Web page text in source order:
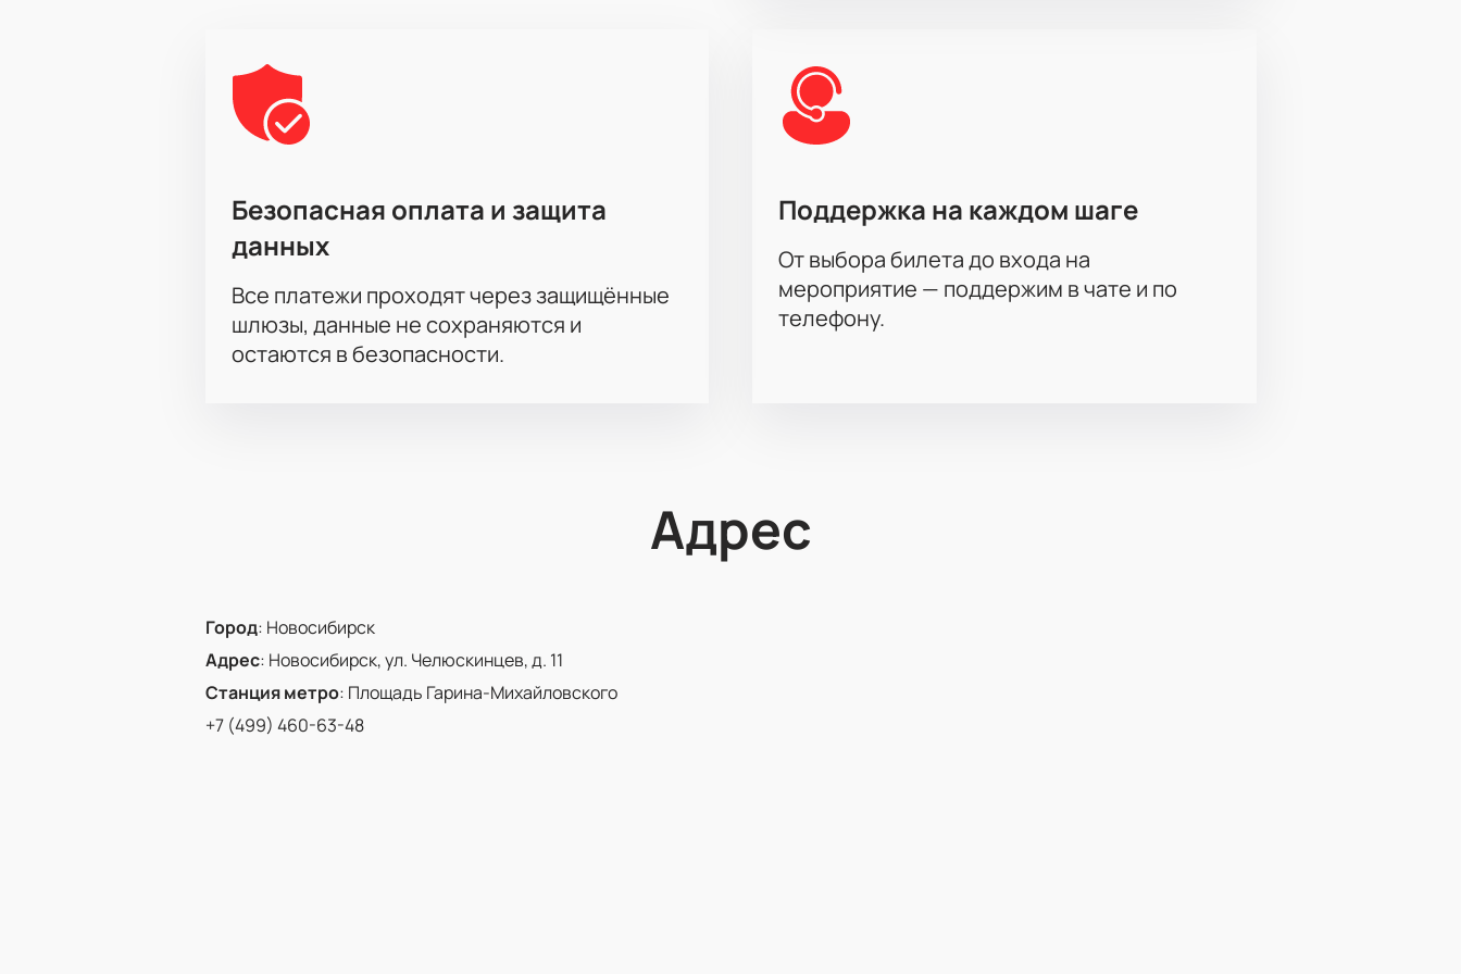
Безопасная оплата и защита
данных
Все платежи проходят через защищённые
шлюзы, данные не сохраняются и
остаются в безопасности.
Поддержка на каждом шаге
От выбора билета до входа на
мероприятие — поддержим в чате и по
телефону.
Адрес
Город: Новосибирск
Адрес: Новосибирск, ул. Челюскинцев, д. 11
Станция метро: Площадь Гарина-Михайловского
+7 (499) 460-63-48